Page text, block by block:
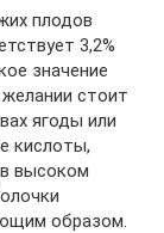
плодов
3,2%
значение
стоит
ягоды или
кислоты,
высоком
образом.